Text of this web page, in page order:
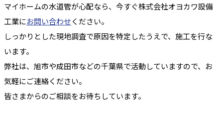
マイホームの水道管が心配なら、今すぐ株式会社オヨカワ設備
工業にお問い合わせください。
しっかりとした現地調査で原因を特定したうえで、施工を行な
います。
弊社は、旭市や成田市などの千葉県で活動していますので、お
気軽にご連絡ください。
皆さまからのご相談をお待ちしています。